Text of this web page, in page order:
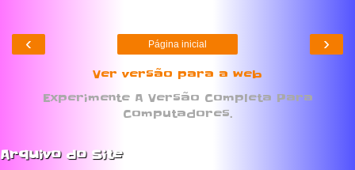
‹ ›
Página inicial
Ver versão para a web
Experimente A Versão Completa Para
Computadores.
Arquivo do Site